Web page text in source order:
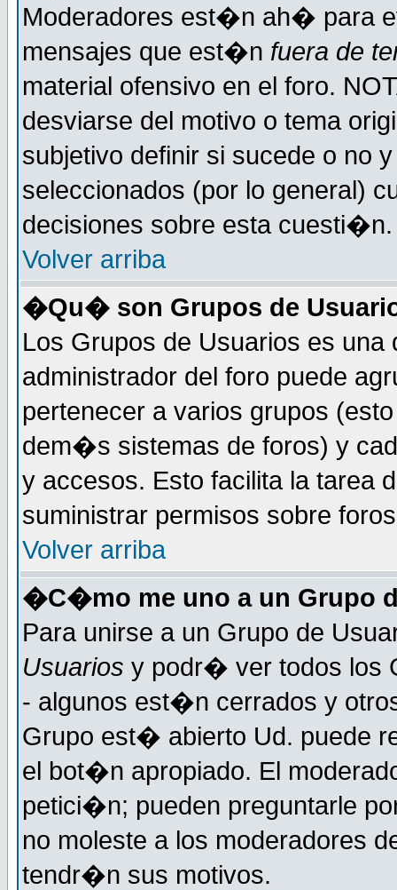
Moderadores est�n ah� para
mensajes que est�n fuera de
material ofensivo en el foro.
desviarse del motivo o tema
subjetivo definir si sucede o no
seleccionados (por lo general)
decisiones sobre esta cuesti�n.
Volver arriba
�Qu� son Grupos de
Los Grupos de Usuarios es una
administrador del foro puede
pertenecer a varios grupos
dem�s sistemas de foros) y
y accesos. Esto facilita la tarea
suministrar permisos sobre
Volver arriba
�C�mo me uno a un Grupo
Para unirse a un Grupo de
Usuarios y podr� ver todos los
- algunos est�n cerrados y
Grupo est� abierto Ud. puede
el bot�n apropiado. El
petici�n; pueden preguntarle
no moleste a los moderadores
tendr�n sus motivos.